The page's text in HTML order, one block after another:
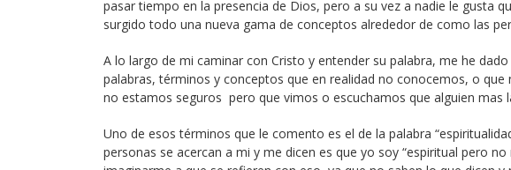
pasar tiempo en la presencia de Dios, pero a su vez a nadie le gusta
surgido todo una nueva gama de conceptos alrededor de como las
A lo largo de mi caminar con Cristo y entender su palabra, me he
palabras, términos y conceptos que en realidad no conocemos, o
no estamos seguros pero que vimos o escuchamos que alguien mas
Uno de esos términos que le comento es el de la palabra
personas se acercan a mi y me dicen es que yo soy “espiritual pero